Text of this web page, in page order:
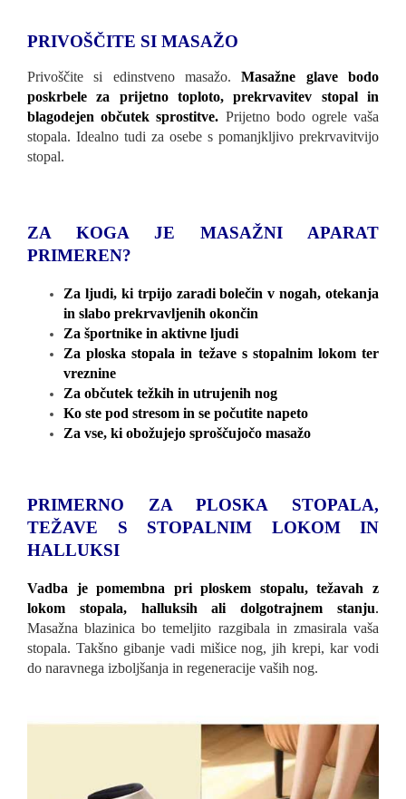
PRIVOŠČITE SI MASAŽO
Privoščite si edinstveno masažo. Masažne glave bodo
poskrbele za prijetno toploto, prekrvavitev stopal in
blagodejen občutek sprostitve. Prijetno bodo ogrele vaša
stopala. Idealno tudi za osebe s pomanjkljivo prekrvavitvijo
stopal.
ZA KOGA JE MASAŽNI APARAT
PRIMEREN?
Za ljudi, ki trpijo zaradi bolečin v nogah, otekanja
in slabo prekrvavljenih okončin
Za športnike in aktivne ljudi
Za ploska stopala in težave s stopalnim lokom ter
vreznine
Za občutek težkih in utrujenih nog
Ko ste pod stresom in se počutite napeto
Za vse, ki obožujejo sproščujočo masažo
PRIMERNO ZA PLOSKA STOPALA,
TEŽAVE S STOPALNIM LOKOM IN
HALLUKSI
Vadba je pomembna pri ploskem stopalu, težavah z
lokom stopala, halluksih ali dolgotrajnem stanju.
Masažna blazinica bo temeljito razgibala in zmasirala vaša
stopala. Takšno gibanje vadi mišice nog, jih krepi, kar vodi
do naravnega izboljšanja in regeneracije vaših nog.